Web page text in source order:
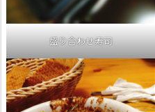
盛り合わせ寿司